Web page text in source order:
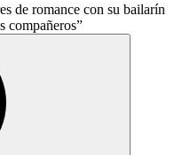
de romance con su bailarín
compañeros”